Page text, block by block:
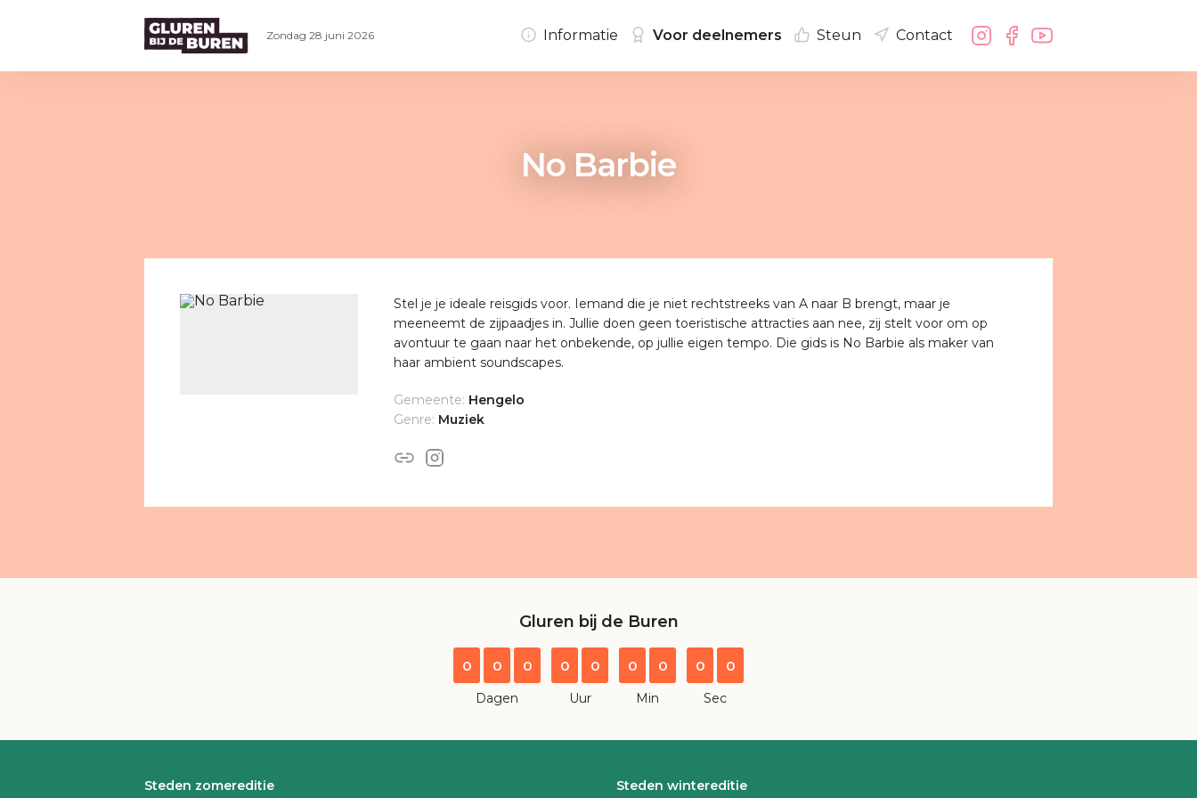
No Barbie
Stel je je ideale reisgids voor. Iemand die je niet rechtstreeks van A naar B brengt, maar je
meeneemt de zijpaadjes in. Jullie doen geen toeristische attracties aan nee, zij stelt voor om op
avontuur te gaan naar het onbekende, op jullie eigen tempo. Die gids is No Barbie als maker van
haar ambient soundscapes.
Gemeente: Hengelo
Genre: Muziek
Gluren bij de Buren
0 0 0
Dagen
0 0
Uur
0 0
Min
0 0
Sec
Steden zomereditie Steden wintereditie
Zondag 28 juni 2026 Informatie Voor deelnemers Steun Contact